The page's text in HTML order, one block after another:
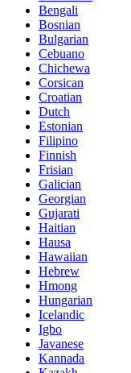
Bengali
Bosnian
Bulgarian
Cebuano
Chichewa
Corsican
Croatian
Dutch
Estonian
Filipino
Finnish
Frisian
Galician
Georgian
Gujarati
Haitian
Hausa
Hawaiian
Hebrew
Hmong
Hungarian
Icelandic
Igbo
Javanese
Kannada